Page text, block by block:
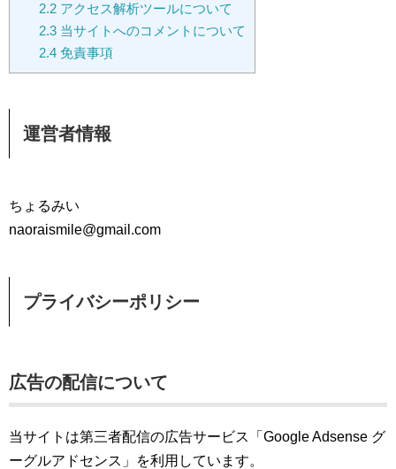
2.2アクセス解析ツールについて
2.3当サイトへのコメントについて
2.4免責事項
運営者情報
ちょるみい
naoraismile@gmail.com
プライバシーポリシー
広告の配信について
当サイトは第三者配信の広告サービス「Google Adsense グ
ーグルアドセンス」を利用しています。